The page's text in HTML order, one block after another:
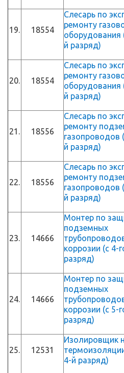
19. 18554
Слесарь по
ремонту
оборудования
й разряд)
20. 18554
Слесарь по
ремонту
оборудования
й разряд)
21. 18556
Слесарь по
ремонту
газопроводов
й разряд)
22. 18556
Слесарь по
ремонту
газопроводов
й разряд)
23. 14666
Монтер по
подземных
коррозии (с 4-
разряд)
24. 14666
Монтер по
подземных
коррозии (с 5-
разряд)
25. 12531
Изолировщик
4-й разряд)